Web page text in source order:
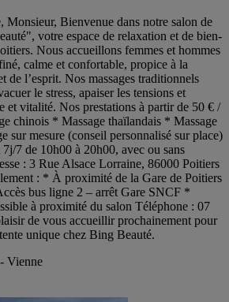
Monsieur, Bienvenue dans notre salon de
votre espace de relaxation et de bien-
Nous accueillons femmes et hommes
calme et confortable, propice à la
de l’esprit. Nos massages traditionnels
le stress, apaiser les tensions et
et vitalité. Nos prestations à partir de 50 € /
chinois * Massage thaïlandais * Massage
sur mesure (conseil personnalisé sur place)
7 de 10h00 à 20h00, avec ou sans
: 3 Rue Alsace Lorraine, 86000 Poitiers
: * À proximité de la Gare de Poitiers
bus ligne 2 – arrêt Gare SNCF *
à proximité du salon Téléphone : 07
de vous accueillir prochainement pour
unique chez Bing Beauté.
Vienne